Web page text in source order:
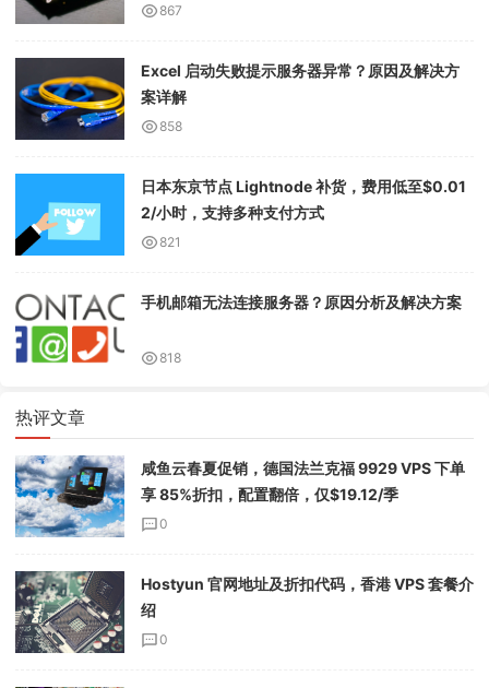
867
Excel 启动失败提示服务器异常？原因及解决方
案详解
858
日本东京节点 Lightnode 补货，费用低至$0.01
2/小时，支持多种支付方式
821
手机邮箱无法连接服务器？原因分析及解决方案
818
热评文章
咸鱼云春夏促销，德国法兰克福 9929 VPS 下单
享 85%折扣，配置翻倍，仅$19.12/季
0
Hostyun 官网地址及折扣代码，香港 VPS 套餐介
绍
0